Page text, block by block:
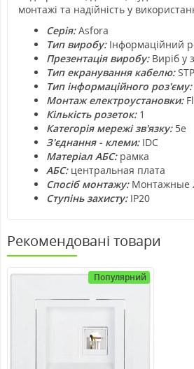
монтажі та надійність у
Серія:Asfora
Тип виробу:Інформаційний
Презентація виробу: Виріб у
Тип екранування кабелю:STP
Тип інформаційного роз'єму:
Монтаж електроустановки:
Кількість розеток:1
Категорія мережі зв'язку:5e
З'єднання - клеми:IDC
Матеріал АБС:рамка
АБС: центральная плата
Спосіб монтажу: Монтажные
Ступінь захисту:IP20
Рекомендовані товари
Популярний